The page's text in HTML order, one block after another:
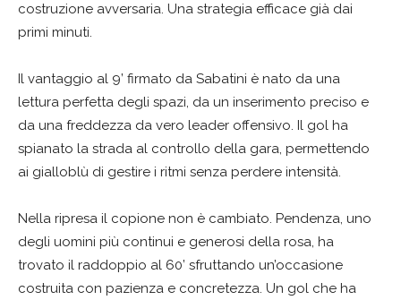
costruzione avversaria. Una strategia efficace già dai
primi minuti.
Il vantaggio al 9’ firmato da Sabatini è nato da una
lettura perfetta degli spazi, da un inserimento preciso e
da una freddezza da vero leader offensivo. Il gol ha
spianato la strada al controllo della gara, permettendo
ai gialloblù di gestire i ritmi senza perdere intensità.
Nella ripresa il copione non è cambiato. Pendenza, uno
degli uomini più continui e generosi della rosa, ha
trovato il raddoppio al 60’ sfruttando un’occasione
costruita con pazienza e concretezza. Un gol che ha